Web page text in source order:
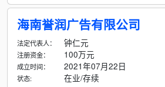
海南誉润广告有限公司
法定代表人： 钟仁元
注册资金： 100万元
成立时间： 2021年07月22日
状态: 在业/存续